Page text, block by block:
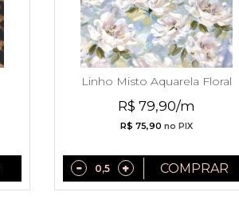
Linho Misto Aquarela Floral
R$ 79,90/m
R$ 75,90 no PIX
COMPRAR